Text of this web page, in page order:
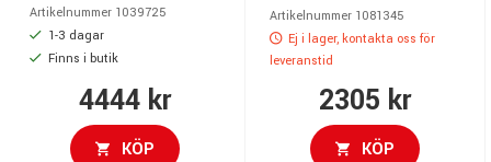
Artikelnummer 1039725
1-3 dagar
Finns i butik
4444 kr
KÖP
Artikelnummer 1081345
Ej i lager, kontakta oss för
leveranstid
2305 kr
KÖP